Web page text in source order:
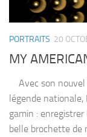
PORTRAITS 20
MY
Avec son nouvel
légende nationale,
gamin :
belle brochette de